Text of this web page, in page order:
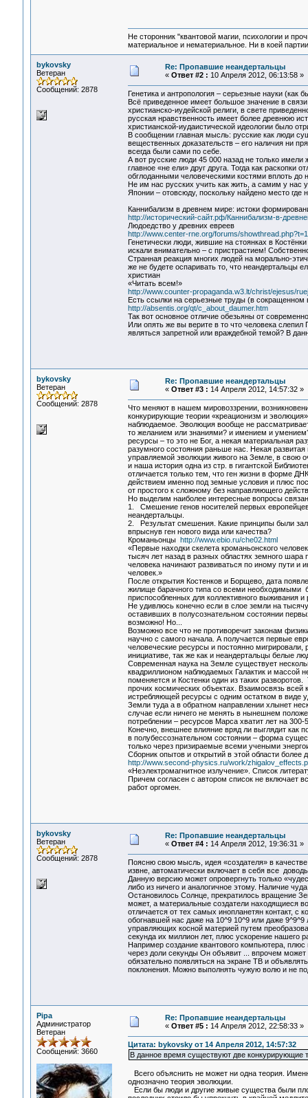
Не сторонник "квантовой магии, психологии и
материальное и нематериальное. Ни в коей
bykovsky
Ветеран
Сообщений: 2878
Re: Пропавшие неандертальцы
« Ответ #2 : 10 Апреля 2012, 06:13:58 »
Генетика и антропология – серьезные науки (как
Всё приведенное имеет большое значение в
христианско-иудейской религи, в свете
русская нравственность имеет более древнюю
христианской-иудаистической идеологии было
В сообщении главная мысль: русские как люди
вещественных доказательств – его наличия ни
всегда были сами по себе.
А вот русские люди 45 000 назад не только
главное «не ели» друг друга. Тогда как
обглоданными человеческими костями вплоть до
Не им нас русских учить как жить, а самим у нас
Японии – отовсюду, поскольку найдено место
Каннибализм в древнем мире: истоки
http://исторический-сайт.рф/Каннибализм-в-
Людоедство у древних евреев
http://www.center-rne.org/forums/
Генетически люди, жившие на стоянках в
искали внимательно – с пристрастием!
Странная реакция многих людей на морально-
же не будете оспаривать то, что неандертальцы
христиан
«Читать всем!»
http://www.counter-propaganda.w3.lt/christ/ejesus/
Есть ссылки на серьезные труды (в сокращенном
http://absentis.org/qt/c_about_daumer.htm
Так вот основное отличие обезьяны от
Или опять же вы верите в то что человека
являться запретной или враждебной темой? В
bykovsky
Ветеран
Сообщений: 2878
Re: Пропавшие неандертальцы
« Ответ #3 : 14 Апреля 2012, 14:57:32 »
Что меняют в нашем мировоззрении,
конкурирующие теории «креационизм и
наблюдаемое. Эволюция вообще не
то желанием или знаниями? и имением и
ресурсы – то это не Бог, а некая материальная
разумного состояния раньше нас. Некая
управляемой эволюции живого на Земле, в свою
и наша история одна из стр. в гигантской
отличается только тем, что ген жизни в форме
действием именно под земные условия и плюс
от простого к сложному без направляющего
Но выделим наиболее интересные вопросы
1. Смешение генов носителей первых
неандертальцы.
2. Результат смешения. Какие принципы были
впрыснув ген нового вида или качества?
Кроманьонцы http://www.ebio.ru/che02.html
«Первые находки скелета кроманьонского
тысяч лет назад в разных областях земного
человека начинают развиваться по иному пути
человек.»
После открытия Костенков и Борщево, дата
жилище барачного типа со всеми необходимыми
приспособленных для коллективного выживания и
Не удивлюсь конечно если в слое земли на
оставивших в полусознательном состоянии
возможно! Но...
Возможно все что не противоречит законам
научно с самого начала. А получается первые
человеческие ресурсы и постоянно
инициативе, так же как и неандертальцы белые
Современная наука на Земле существует
квадриллионом наблюдаемых Галактик и массой
поменяется и Костенки один из таких
прочих космических объектах. Взаимосвязь
истребляющей ресурсы с одним остатком в виде
Земли туда а в обратном направлении хлынет
случае если ничего не менять в нынешнем
потреблении – ресурсов Марса хватит лет на
Конечно, внешнее влияние вряд ли выглядит как
в полубессознательном состоянии – форма
только через призираемые всеми учеными
Сборник опытов и открытий в этой области более
http://www.second-physics.ru/work/
«Неэлектромагнитное излучение». Список
Причем согласен с автором список не включает
работ оргомен.
bykovsky
Ветеран
Сообщений: 2878
Re: Пропавшие неандертальцы
« Ответ #4 : 14 Апреля 2012, 19:36:31 »
Поясню свою мысль, идея «создателя» в
извне, автоматически включает в себя все
Данную версию может опровергнуть только
либо из ничего и аналогичное этому. Наличие
Остановилось Солнце, прекратилось вращение
может, а материальные создатели находящиеся
отличается от тех самых инопланетян контакт,
обогнавшей нас даже на 10^9 10^9 или даже
управляющих косной материей путем
секунда их миллион лет, плюс ускорение
Например создание квантового компьютера,
через доли секунды Он объявит ... впрочем может
обязательно появляться на экране ТВ и
поклонения. Можно выполнять чужую волю и не
Pipa
Администратор
Ветеран
Сообщений: 3660
Re: Пропавшие неандертальцы
« Ответ #5 : 14 Апреля 2012, 22:58:33 »
Цитата: bykovsky от 14 Апреля 2012, 14:57:32
В данное время существуют две конкурирующие
Всего объяснить не может ни одна теория.
однозначно теория эволюции.
Если бы люди и другие живые существа были